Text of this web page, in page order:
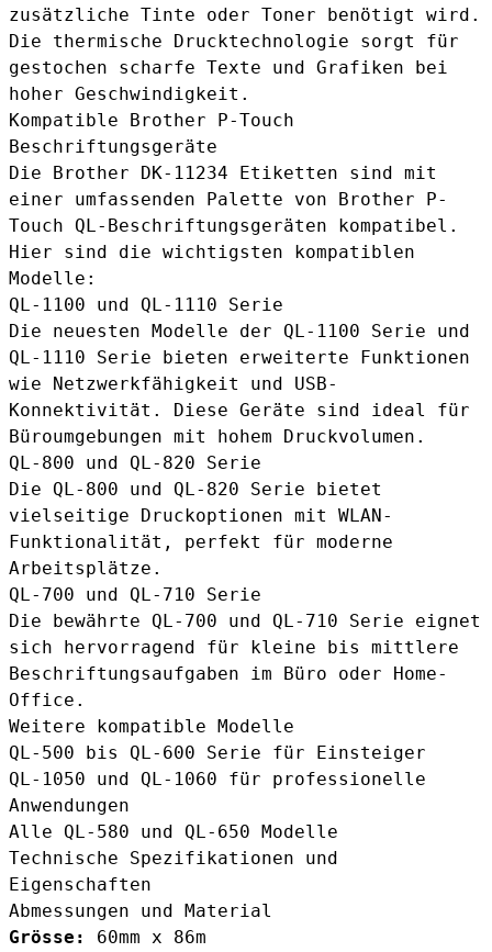
zusätzliche Tinte oder Toner benötigt wird.
Die thermische Drucktechnologie sorgt für
gestochen scharfe Texte und Grafiken bei
hoher Geschwindigkeit.
Kompatible Brother P-Touch
Beschriftungsgeräte
Die Brother DK-11234 Etiketten sind mit
einer umfassenden Palette von Brother P-
Touch QL-Beschriftungsgeräten kompatibel.
Hier sind die wichtigsten kompatiblen
Modelle:
QL-1100 und QL-1110 Serie
Die neuesten Modelle der QL-1100 Serie und
QL-1110 Serie bieten erweiterte Funktionen
wie Netzwerkfähigkeit und USB-
Konnektivität. Diese Geräte sind ideal für
Büroumgebungen mit hohem Druckvolumen.
QL-800 und QL-820 Serie
Die QL-800 und QL-820 Serie bietet
vielseitige Druckoptionen mit WLAN-
Funktionalität, perfekt für moderne
Arbeitsplätze.
QL-700 und QL-710 Serie
Die bewährte QL-700 und QL-710 Serie eignet
sich hervorragend für kleine bis mittlere
Beschriftungsaufgaben im Büro oder Home-
Office.
Weitere kompatible Modelle
QL-500 bis QL-600 Serie für Einsteiger
QL-1050 und QL-1060 für professionelle
Anwendungen
Alle QL-580 und QL-650 Modelle
Technische Spezifikationen und
Eigenschaften
Abmessungen und Material
Grösse:
60mm x 86m